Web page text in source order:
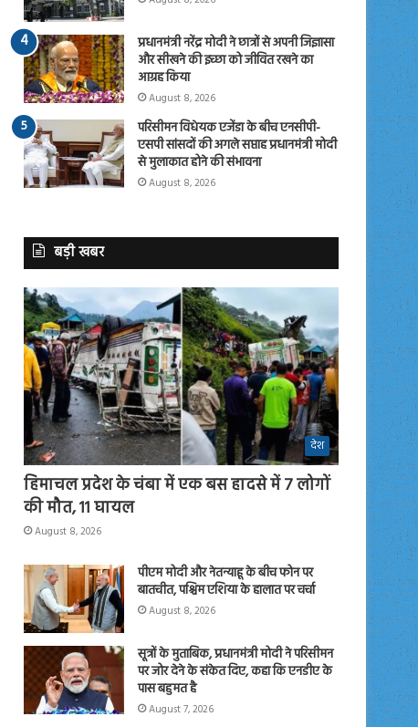
प्रधानमंत्री नरेंद्र मोदी ने छात्रों से अपनी जिज्ञासा
और सीखने की इच्छा को जीवित रखने का
आग्रह किया
August 8, 2026
परिसीमन विधेयक एजेंडा के बीच एनसीपी-
एसपी सांसदों की अगले सप्ताह प्रधानमंत्री मोदी
से मुलाकात होने की संभावना
August 8, 2026
बड़ी खबर
देश
हिमाचल प्रदेश के चंबा में एक बस हादसे में 7 लोगों
की मौत, 11 घायल
August 8, 2026
पीएम मोदी और नेतन्याहू के बीच फोन पर
बातचीत, पश्चिम एशिया के हालात पर चर्चा
August 8, 2026
सूत्रों के मुताबिक, प्रधानमंत्री मोदी ने परिसीमन
पर जोर देने के संकेत दिए, कहा कि एनडीए के
पास बहुमत है
August 7, 2026